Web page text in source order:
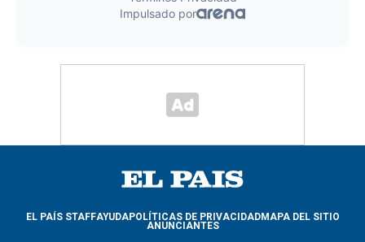
EL PAÍS STAFFAYUDAPOLÍTICAS DE PRIVACIDADMAPA DEL SITIO
ANUNCIANTES